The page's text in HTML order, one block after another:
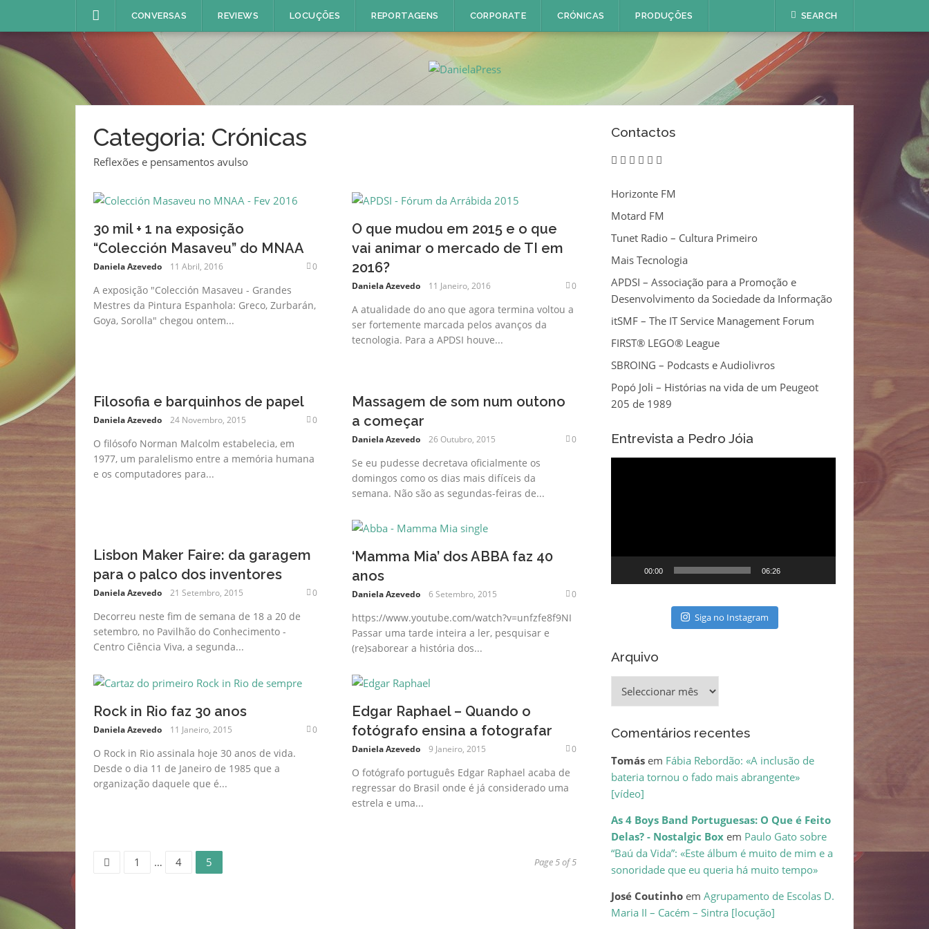
CONVERSAS REVIEWS LOCUÇÕES REPORTAGENS CORPORATE CRÓNICAS PRODUÇÕES SEARCH
Categoria: Crónicas
Reflexões e pensamentos avulso
30 mil + 1 na exposição
“Colección Masaveu” do MNAA
Daniela Azevedo 11 Abril, 2016 0
A exposição "Colección Masaveu - Grandes
Mestres da Pintura Espanhola: Greco, Zurbarán,
Goya, Sorolla" chegou ontem...
O que mudou em 2015 e o que
vai animar o mercado de TI em
2016?
Daniela Azevedo 11 Janeiro, 2016 0
A atualidade do ano que agora termina voltou a
ser fortemente marcada pelos avanços da
tecnologia. Para a APDSI houve...
Filosofia e barquinhos de papel
Daniela Azevedo 24 Novembro, 2015 0
O filósofo Norman Malcolm estabelecia, em
1977, um paralelismo entre a memória humana
e os computadores para...
Massagem de som num outono
a começar
Daniela Azevedo 26 Outubro, 2015 0
Se eu pudesse decretava oficialmente os
domingos como os dias mais difíceis da
semana. Não são as segundas-feiras de...
Lisbon Maker Faire: da garagem
para o palco dos inventores
Daniela Azevedo 21 Setembro, 2015 0
Decorreu neste fim de semana de 18 a 20 de
setembro, no Pavilhão do Conhecimento -
Centro Ciência Viva, a segunda...
‘Mamma Mia’ dos ABBA faz 40
anos
Daniela Azevedo 6 Setembro, 2015 0
https://www.youtube.com/watch?v=unfzfe8f9NI
Passar uma tarde inteira a ler, pesquisar e
(re)saborear a história dos...
Rock in Rio faz 30 anos
Daniela Azevedo 11 Janeiro, 2015 0
O Rock in Rio assinala hoje 30 anos de vida.
Desde o dia 11 de Janeiro de 1985 que a
organização daquele que é...
Edgar Raphael – Quando o
fotógrafo ensina a fotografar
Daniela Azevedo 9 Janeiro, 2015 0
O fotógrafo português Edgar Raphael acaba de
regressar do Brasil onde é já considerado uma
estrela e uma...
Navegação
1 … Page
4 Page
5 Page 5 of 5
Contactos
twitter
instagram
linkedin
vimeo
youtube
email
Horizonte FM
Motard FM
Tunet Radio – Cultura Primeiro
Mais Tecnologia
APDSI – Associação para a Promoção e
Desenvolvimento da Sociedade da Informação
itSMF – The IT Service Management Forum
FIRST® LEGO® League
SBROING – Podcasts e Audiolivros
Popó Joli – Histórias na vida de um Peugeot
205 de 1989
Entrevista a Pedro Jóia
00:00 06:26
Siga no Instagram
Arquivo
Comentários recentes
Tomásem Fábia Rebordão: «A inclusão de
bateria tornou o fado mais abrangente»
[vídeo]
As 4 Boys Band Portuguesas: O Que é Feito
Delas? - Nostalgic Boxem Paulo Gato sobre
“Baú da Vida”: «Este álbum é muito de mim e a
sonoridade que eu queria há muito tempo»
José Coutinhoem Agrupamento de Escolas D.
Maria II – Cacém – Sintra [locução]